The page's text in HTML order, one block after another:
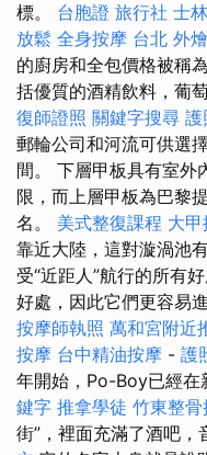
標。 台胞證 旅行社 士
放鬆 全身按摩 台北 外
的廚房和全包價格被稱
括優質的酒精飲料，葡
復師證照 關鍵字搜尋 護
郵輪公司和河流可供選
間。 下層甲板具有室外
限，而上層甲板為巴黎
名。 美式整復課程 大
靠近大陸，這對漩渦池
受“近距人”航行的所有
好處，因此它們更容易
按摩師執照 萬和宮附近
按摩 台中精油按摩 - 護
年開始，Po-Boy已經在
鍵字 推拿學徒 竹東整骨
街”，裡面充滿了酒吧